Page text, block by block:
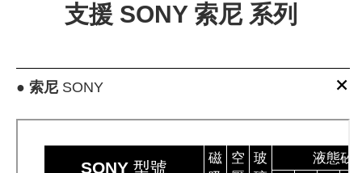
支援 SONY 索尼 系列
● 索尼SONY